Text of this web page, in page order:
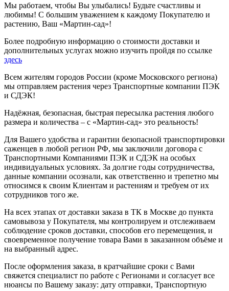
Мы работаем, чтобы Вы улыбались! Будьте счастливы и
любимы! С большим уважением к каждому Покупателю и
растению, Ваш «Мартин-сад»!
Более подробную информацию о стоимости доставки и
дополнительных услугах можно изучить пройдя по ссылке
здесь
Всем жителям городов России (кроме Московского региона)
мы отправляем растения через Транспортные компании ПЭК
и СДЭК!
Надёжная, безопасная, быстрая пересылка растения любого
размера и количества – с «Мартин-сад» это реальность!
Для Вашего удобства и гарантии безопасной транспортировки
саженцев в любой регион РФ, мы заключили договора с
Транспортными Компаниями ПЭК и СДЭК на особых
индивидуальных условиях. За долгие годы сотрудничества,
данные компании осознали, как ответственно и трепетно мы
относимся к своим Клиентам и растениям и требуем от их
сотрудников того же.
На всех этапах от доставки заказа в ТК в Москве до пункта
самовывоза у Покупателя, мы контролируем и отслеживаем
соблюдение сроков доставки, способов его перемещения, и
своевременное получение товара Вами в заказанном объёме и
на выбранный адрес.
После оформления заказа, в кратчайшие сроки с Вами
свяжется специалист по работе с Регионами и согласует все
нюансы по Вашему заказу: дату отправки, Транспортную